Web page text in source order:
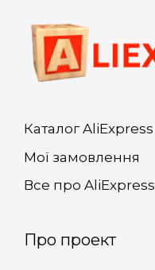
Каталог AliExpress
Мої замовлення
Все про AliExpress
Про проект